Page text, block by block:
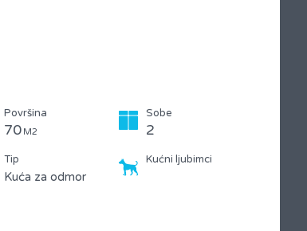
Površina
70 M2
Sobe
2
Tip
Kuća za odmor
Kućni ljubimci